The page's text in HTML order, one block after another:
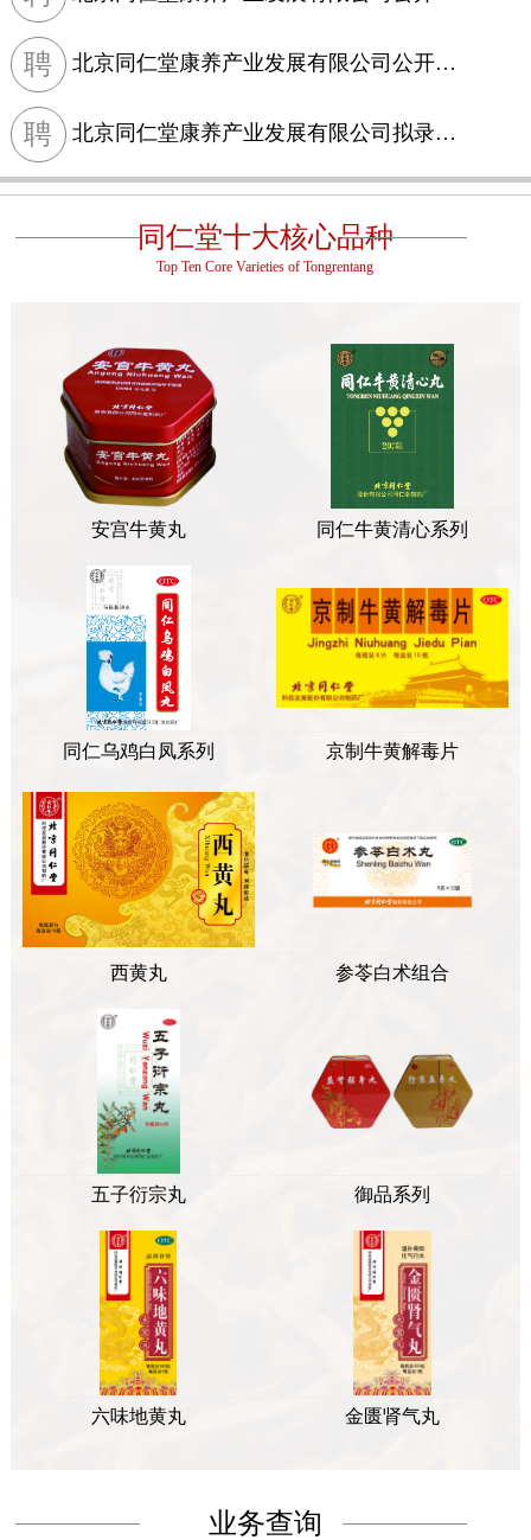
聘 北京同仁堂康养产业发展有限公司公开招聘公告
聘 北京同仁堂康养产业发展有限公司拟录用人员公示信息
同仁堂十大核心品种
Top Ten Core Varieties of Tongrentang
安宫牛黄丸 同仁牛黄清心系列
同仁乌鸡白凤系列 京制牛黄解毒片
西黄丸 参苓白术组合
五子衍宗丸 御品系列
六味地黄丸 金匮肾气丸
业务查询